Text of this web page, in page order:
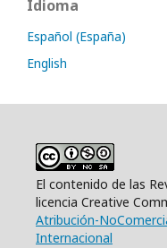
Idioma
Español (España)
English
El contenido de las
licencia Creative
Atribución-
Internacional